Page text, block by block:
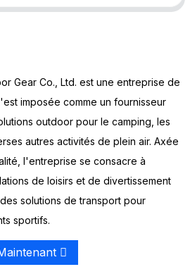
Gear Co., Ltd. est une entreprise de
imposée comme un fournisseur
outdoor pour le camping, les
autres activités de plein air. Axée
l'entreprise se consacre à
de loisirs et de divertissement
solutions de transport pour
sportifs.